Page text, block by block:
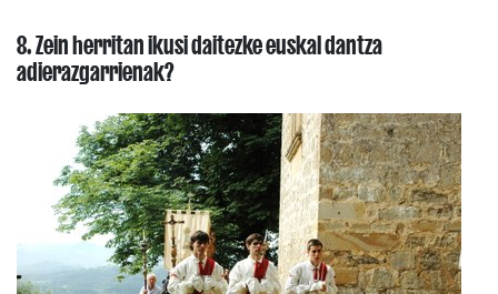
8. Zein herritan ikusi daitezke euskal dantza
adierazgarrienak?